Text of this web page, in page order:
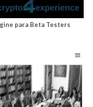
para Beta Testers